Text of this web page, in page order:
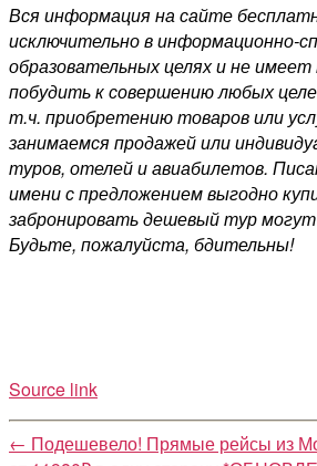
Вся информация на сайте
исключительно в информационно-
образовательных целях и не имеет
побудить к совершению любых
т.ч. приобретению товаров или
занимаемся продажей или
туров, отелей и авиабилетов.
имени с предложением выгодно
забронировать дешевый тур
Будьте, пожалуйста, бдительны!
Source link
← Подешевело! Прямые рейсы из